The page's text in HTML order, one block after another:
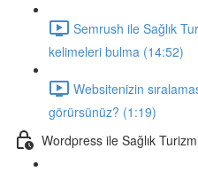
Semrush ile Sağlık
kelimeleri bulma (14:52)
Websitenizin
görürsünüz? (1:19)
Wordpress ile Sağlık